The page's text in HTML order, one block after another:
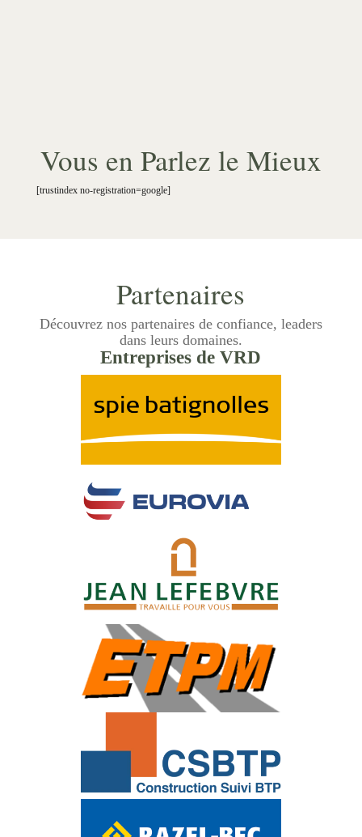
Vous en Parlez le Mieux
[trustindex no-registration=google]
Partenaires
Découvrez nos partenaires de confiance, leaders
dans leurs domaines.
Entreprises de VRD